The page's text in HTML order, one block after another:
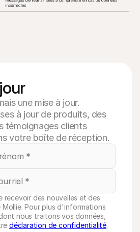
une mise à jour.
à jour de produits, des
témoignages clients
votre boîte de réception.
recevoir des nouvelles et des
Mollie. Pour plus d'informations
nous traitons vos données,
déclaration de confidentialité.